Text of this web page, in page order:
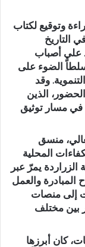
وتوقيع لكتاب
التاريخ
علي أصباب
الضوء على
وقد
الذين
في مسار توثيق
منسق
المحلية
يمرّ عبر
المبادرة والعمل
إلى منصات
بين مختلف
كان أبرزها